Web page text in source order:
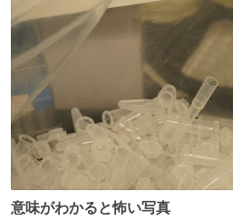
数
数
意味がわかると怖い写真